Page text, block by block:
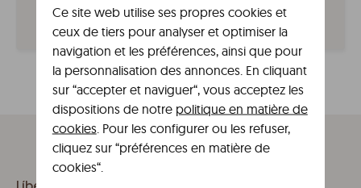
bonne option.
Ce site web utilise ses propres cookies et
ceux de tiers pour analyser et optimiser la
navigation et les préférences, ainsi que pour
la personnalisation des annonces. En cliquant
sur “accepter et naviguer“, vous acceptez les
dispositions de notre politique en matière de
cookies. Pour les configurer ou les refuser,
cliquez sur “préférences en matière de
cookies“.